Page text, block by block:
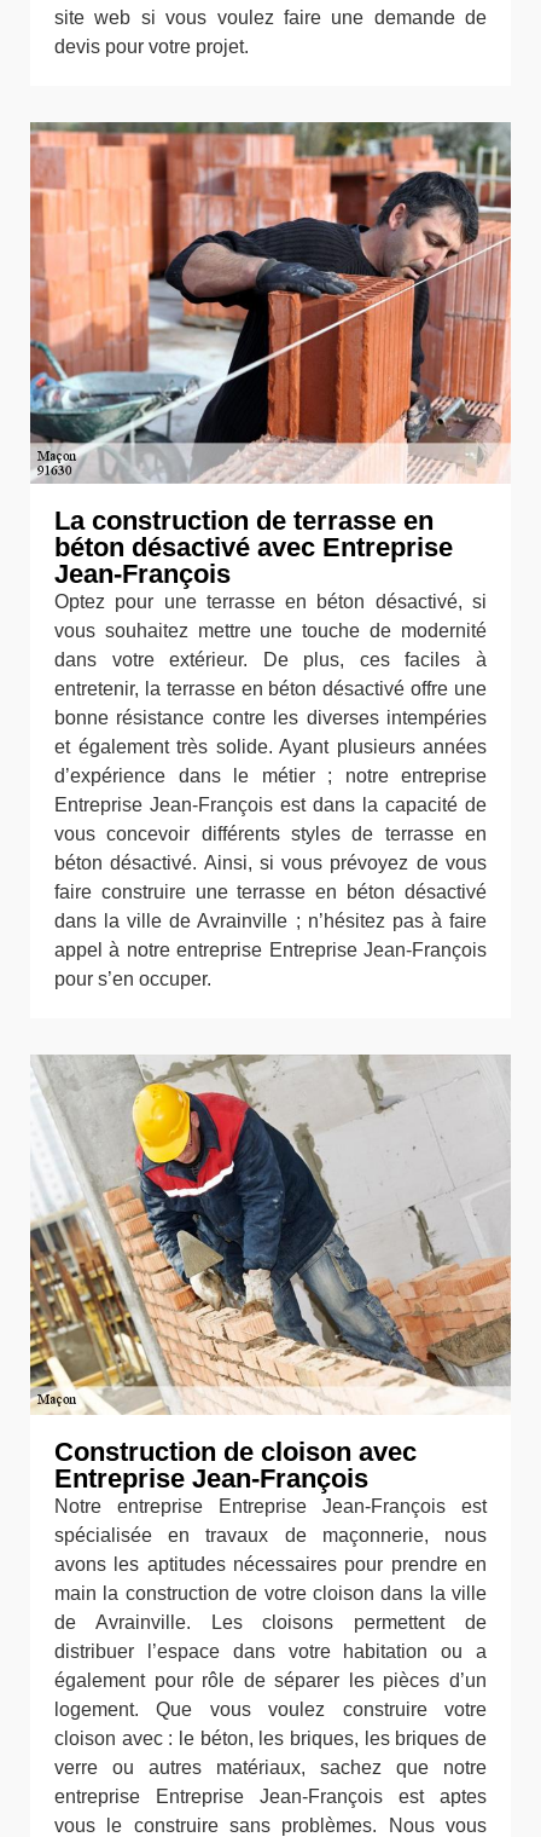
site web si vous voulez faire une demande de
devis pour votre projet.
La construction de terrasse en
béton désactivé avec Entreprise
Jean-François
Optez pour une terrasse en béton désactivé, si
vous souhaitez mettre une touche de modernité
dans votre extérieur. De plus, ces faciles à
entretenir, la terrasse en béton désactivé offre une
bonne résistance contre les diverses intempéries
et également très solide. Ayant plusieurs années
d’expérience dans le métier ; notre entreprise
Entreprise Jean-François est dans la capacité de
vous concevoir différents styles de terrasse en
béton désactivé. Ainsi, si vous prévoyez de vous
faire construire une terrasse en béton désactivé
dans la ville de Avrainville ; n’hésitez pas à faire
appel à notre entreprise Entreprise Jean-François
pour s’en occuper.
Construction de cloison avec
Entreprise Jean-François
Notre entreprise Entreprise Jean-François est
spécialisée en travaux de maçonnerie, nous
avons les aptitudes nécessaires pour prendre en
main la construction de votre cloison dans la ville
de Avrainville. Les cloisons permettent de
distribuer l’espace dans votre habitation ou a
également pour rôle de séparer les pièces d’un
logement. Que vous voulez construire votre
cloison avec : le béton, les briques, les briques de
verre ou autres matériaux, sachez que notre
entreprise Entreprise Jean-François est aptes
vous le construire sans problèmes. Nous vous